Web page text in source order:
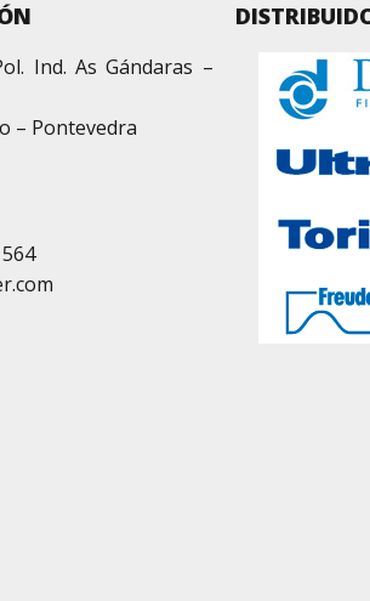
Ind. As Gándaras –
– Pontevedra